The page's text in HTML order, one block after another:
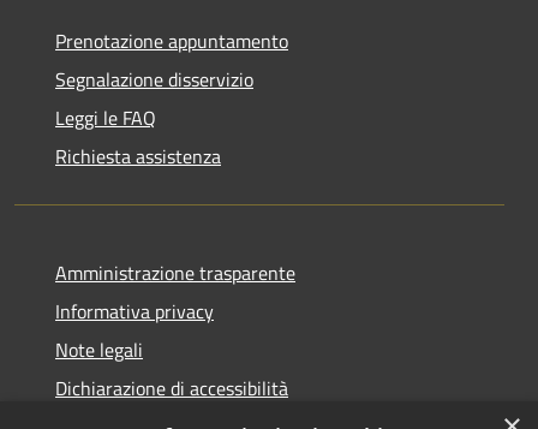
Prenotazione appuntamento
Segnalazione disservizio
Leggi le FAQ
Richiesta assistenza
Amministrazione trasparente
Informativa privacy
Note legali
Dichiarazione di accessibilità